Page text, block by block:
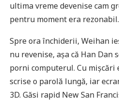
ultima vreme devenise cam
pentru moment era rezonabil.
Spre ora închiderii, Weihan
nu revenise, așa că Han Dan
porni computerul. Cu mișcări
scrise o parolă lungă, iar
3D. Găsi rapid New San